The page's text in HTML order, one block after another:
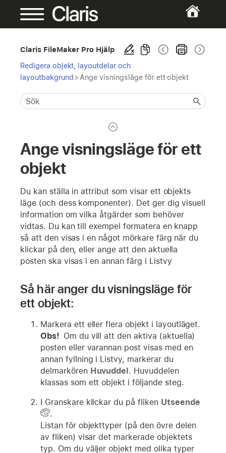
Claris FileMaker Pro Hjälp
Redigera objekt, layoutdelar och
layoutbakgrund> Ange visningsläge för ett objekt
Ange visningsläge för ett
objekt
Du kan ställa in attribut som visar ett objekts
läge (och dess komponenter). Det ger dig visuell
information om vilka åtgärder som behöver
vidtas. Du kan till exempel formatera en knapp
så att den visas i en något mörkare färg när du
klickar på den, eller ange att den aktuella
posten ska visas i en annan färg i Listvy
Så här anger du visningsläge för
ett objekt:
Markera ett eller flera objekt i layoutläget.
Obs! Om du vill att den aktiva (aktuella)
posten eller varannan post visas med en
annan fyllning i Listvy, markerar du
delmarkören Huvuddel. Huvuddelen
klassas som ett objekt i följande steg.
I Granskare klickar du på fliken Utseende
.
Listan för objekttyper (på den övre delen
av fliken) visar det markerade objektets
typ. Om du väljer objekt med olika typer